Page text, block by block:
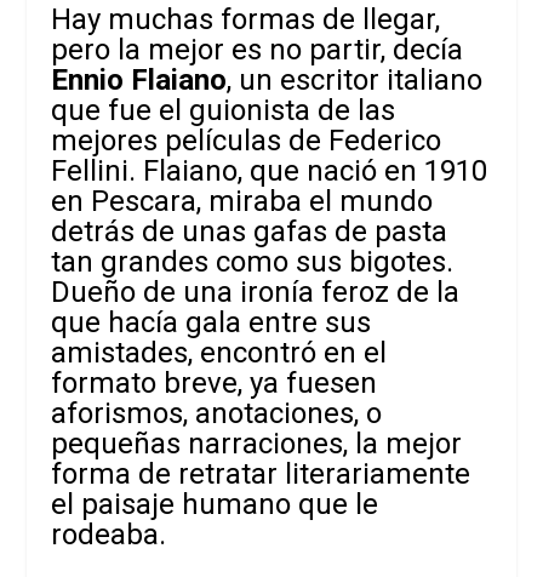
Hay muchas formas de llegar,
pero la mejor es no partir, decía
Ennio Flaiano, un escritor italiano
que fue el guionista de las
mejores películas de Federico
Fellini. Flaiano, que nació en 1910
en Pescara, miraba el mundo
detrás de unas gafas de pasta
tan grandes como sus bigotes.
Dueño de una ironía feroz de la
que hacía gala entre sus
amistades, encontró en el
formato breve, ya fuesen
aforismos, anotaciones, o
pequeñas narraciones, la mejor
forma de retratar literariamente
el paisaje humano que le
rodeaba.